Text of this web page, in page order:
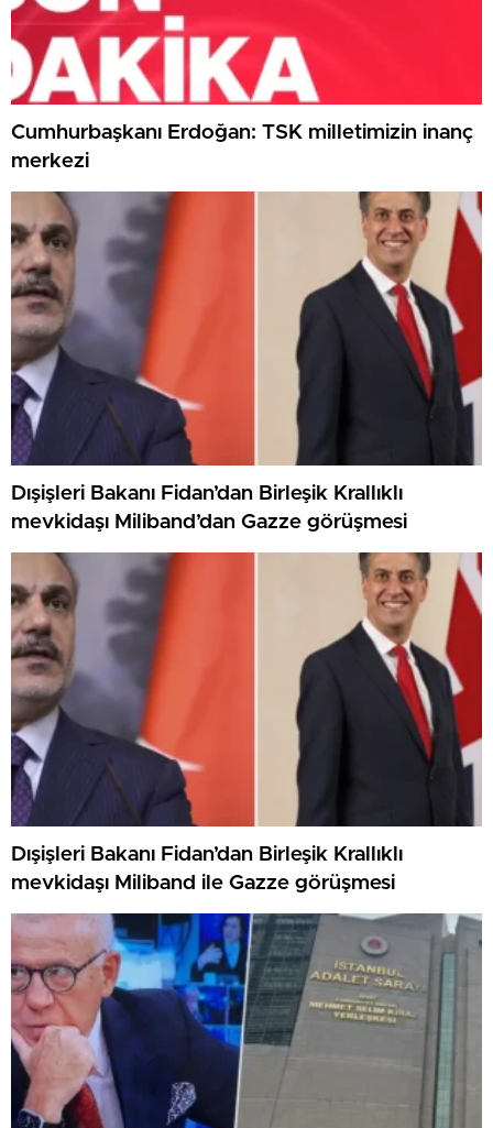
Cumhurbaşkanı Erdoğan: TSK milletimizin inanç
merkezi
Dışişleri Bakanı Fidan’dan Birleşik Krallıklı
mevkidaşı Miliband’dan Gazze görüşmesi
Dışişleri Bakanı Fidan’dan Birleşik Krallıklı
mevkidaşı Miliband ile Gazze görüşmesi